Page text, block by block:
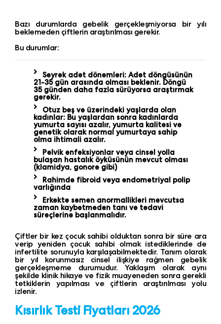
Bazı durumlarda gebelik gerçekleşmiyorsa bir yılı
beklemeden çiftlerin araştırılması gerekir.
Bu durumlar:
Seyrek adet dönemleri: Adet döngüsünün
21-35 gün arasında olması beklenir. Döngü
35 günden daha fazla sürüyorsa araştırmak
gerekir.
Otuz beş ve üzerindeki yaşlarda olan
kadınlar: Bu yaşlardan sonra kadınlarda
yumurta sayısı azalır, yumurta kalitesi ve
genetik olarak normal yumurtaya sahip
olma ihtimali azalır.
Pelvik enfeksiyonlar veya cinsel yolla
bulaşan hastalık öyküsünün mevcut olması
(klamidya, gonore gibi)
Rahimde fibroid veya endometriyal polip
varlığında
Erkekte semen anormallikleri mevcutsa
zaman kaybetmeden tanı ve tedavi
süreçlerine başlanmalıdır.
Çiftler bir kez çocuk sahibi olduktan sonra bir süre ara
verip yeniden çocuk sahibi olmak istediklerinde de
infertilite sorunuyla karşılaşabilmektedir. Tanım olarak
bir yıl korunmasız cinsel ilişkiye rağmen gebelik
gerçekleşmeme durumudur. Yaklaşım olarak aynı
şekilde klinik hikaye ve fizik muayeneden sonra gerekli
tetkiklerin yapılması ve çiftlerin araştırılması yolu
izlenir.
Kısırlık Testi Fiyatları 2026